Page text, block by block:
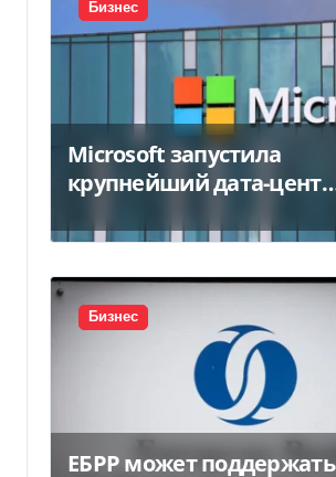
Бизнес
Microsoft запустила
крупнейший дата-центр
миллиарда
Бизнес
ЕБРР может поддержать